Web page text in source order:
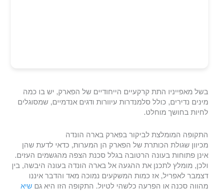
בשל מאפייניו התת קרקעיים הייחודיים של הפארק, יש בו כמה
מינים נדירים, כולל סלמנדרות עיוורות ודגים אנדמיים, שמסוגלים
לחיות בחושך מוחלט.
התקופה המומלצת לביקור בפארק בארה הונדה
מכיוון שגולת הכותרת של הפארק הן המערות, כדאי לדעת שהן
אינן פתוחות בעונה הרטובה בגלל סכנת הצפה מהגשמים העזים.
ולכן, מומלץ לתכנן את ההגעה אל בארה הונדה בעונה היבשה, בין
דצמבר לאפריל, אז כמות המשקעים נמוכה מאד והדבר איננו
מהווה סכנה או הפרעה כלשהי לטיול. התקופה הזו היא גםשיא